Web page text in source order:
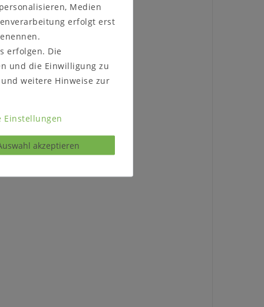
Medien
erfolgt erst
erfolgen. Die
und die Einwilligung zu
und weitere Hinweise zur
Einstellungen
akzeptieren